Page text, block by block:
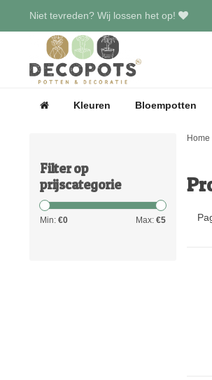
Niet tevreden? Wij lossen het op!
Kleuren Bloempotten
Filter op
prijscategorie
Min: €0 Max: €5
Home